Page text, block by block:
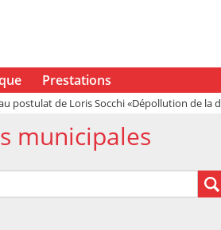
Prestations
postulat de Loris Socchi «Dépollution de la
municipales